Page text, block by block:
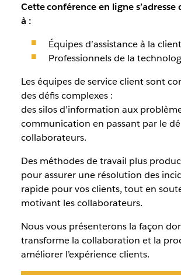
Cette conférence en ligne s’adresse
à :
Équipes d’assistance à la
Professionnels de la
Les équipes de service client sont
des défis complexes :
des silos d’information aux
communication en passant par le
collaborateurs.
Des méthodes de travail plus
pour assurer une résolution des
rapide pour vos clients, tout en
motivant les collaborateurs.
Nous vous présenterons la façon
transforme la collaboration et la
améliorer l’expérience clients.